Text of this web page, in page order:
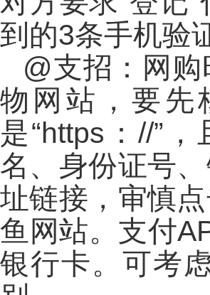
到的3条手机验
@支招：网
物网站，要先
是“https：//”
名、身份证号
址链接，审慎
鱼网站。支付
银行卡。可考